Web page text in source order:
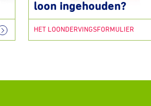
loon ingehouden?
HET LOONDERVINGSFORMULIER